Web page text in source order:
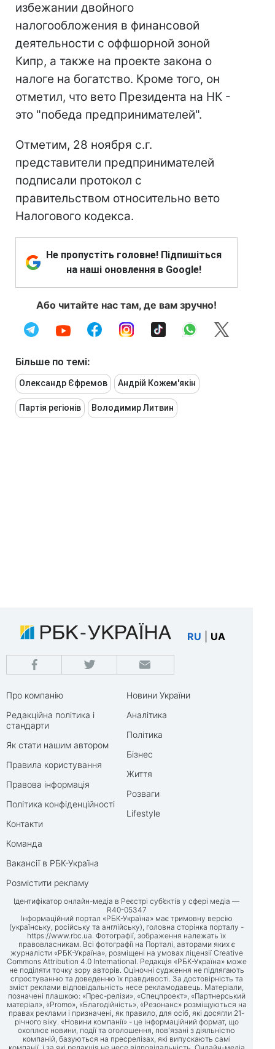
избежании двойного
налогообложения в финансовой
деятельности с оффшорной зоной
Кипр, а также на проекте закона о
налоге на богатство. Кроме того, он
отметил, что вето Президента на НК -
это "победа предпринимателей".
Отметим, 28 ноября с.г.
представители предпринимателей
подписали протокол с
правительством относительно вето
Налогового кодекса.
Не пропустіть головне! Підпишіться
на наші оновлення в Google!
Або читайте нас там, де вам зручно!
Більше по темі:
Олександр Єфремов Андрій Кожем'якін
Партія регіонів Володимир Литвин
RU UA
Про компанію
Редакційна політика і
стандарти
Як стати нашим автором
Правила користування
Правова інформація
Політика конфіденційності
Контакти
Команда
Вакансії в РБК-Україна
Розмістити рекламу
Новини України
Аналітика
Політика
Бізнес
Життя
Розваги
Lifestyle
Ідентифікатор онлайн-медіа в Реєстрі суб’єктів у сфері медіа —
R40-05347
Інформаційний портал «РБК-Україна» має тримовну версію
(українську, російську та англійську), головна сторінка порталу -
https://www.rbc.ua. Фотографії, зображення належать їх
правовласникам. Всі фотографії на Порталі, авторами яких є
журналісти «РБК-Україна», розміщені на умовах ліцензії Creative
Commons Attribution 4.0 International. Редакція «РБК-Україна» може
не поділяти точку зору авторів. Оціночні судження не підлягають
спростуванню та доведенню їх правдивості. За достовірність та
зміст реклами відповідальність несе рекламодавець. Матеріали,
позначені плашкою: «Прес-релізи», «Спецпроект», «Партнерський
матеріал», «Promo», «Благодійність», «Резонанс» розміщуються на
правах реклами і призначені, як правило, для осіб, які досягли 21-
річного віку. «Новини компанії» - це інформаційний формат, що
охоплює новини, події та оголошення, пов'язані з діяльністю
компаній, базуються на пресрелізах, які випускають самі